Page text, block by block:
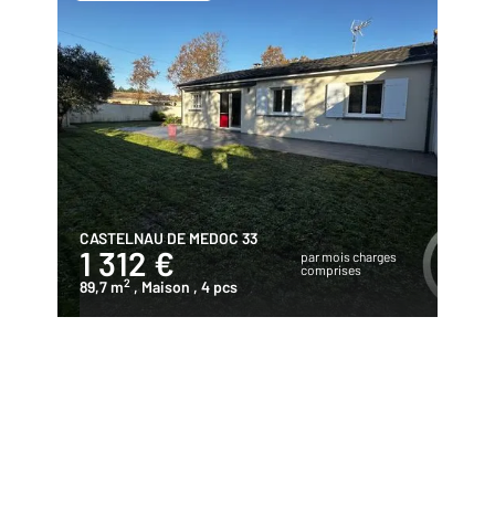
CASTELNAU DE MEDOC 33
1 312 €
par mois charges
comprises
89,7 m2 , Maison , 4 pcs